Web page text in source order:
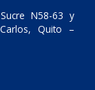
N58-63 y
Quito –